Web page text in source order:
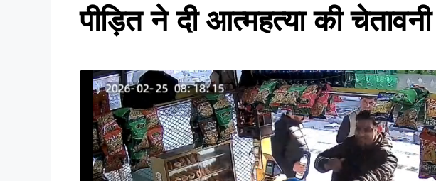
पीड़ित ने दी आत्महत्या की चेतावनी